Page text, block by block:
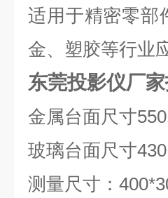
适用于精密零部
金、塑胶等行业
东莞投影仪厂
金属台面尺寸
玻璃台面尺寸
测量尺寸：